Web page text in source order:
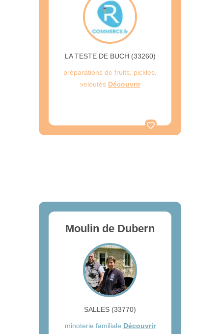
LA TESTE DE BUCH (33260)
préparations de fruits, pickles,
veloutés Découvrir
Moulin de Dubern
SALLES (33770)
minoterie familiale Découvrir